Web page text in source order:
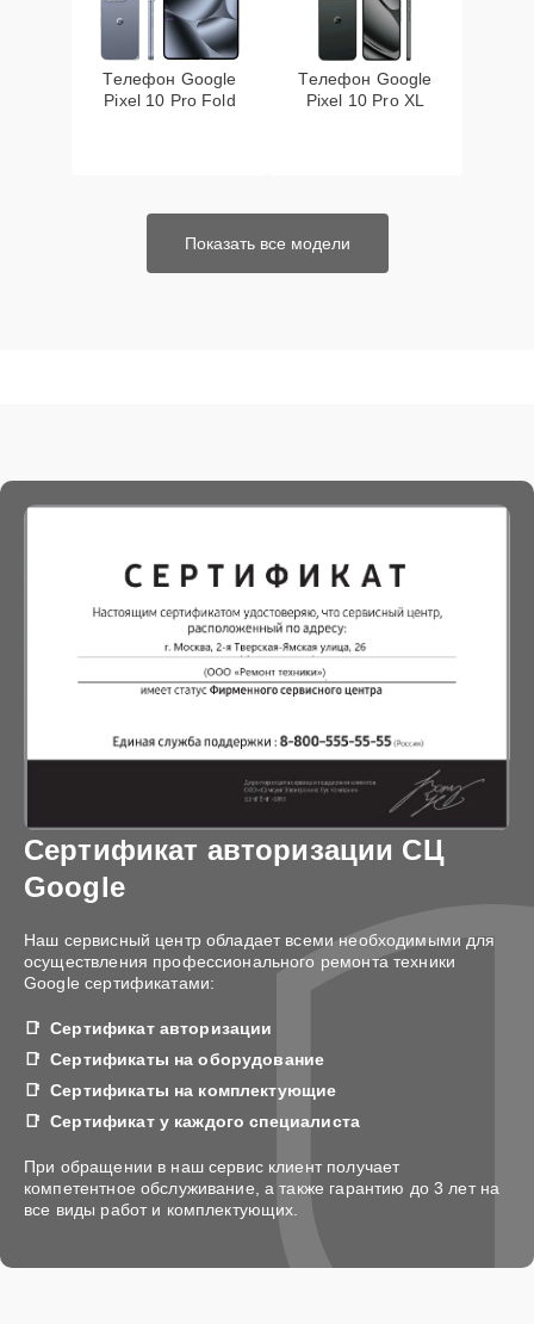
Телефон Google
Pixel 10 Pro Fold
Телефон Google
Pixel 10 Pro XL
Показать все модели
Сертификат авторизации СЦ
Google
Наш сервисный центр обладает всеми необходимыми для
осуществления профессионального ремонта техники
Google сертификатами:
Сертификат авторизации
Сертификаты на оборудование
Сертификаты на комплектующие
Сертификат у каждого специалиста
При обращении в наш сервис клиент получает
компетентное обслуживание, а также гарантию до 3 лет на
все виды работ и комплектующих.